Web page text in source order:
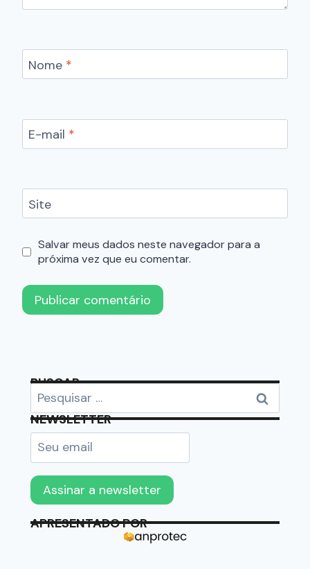
Nome *
E-mail *
Site
Salvar meus dados neste navegador para a
próxima vez que eu comentar.
BUSCAR
NEWSLETTER
APRESENTADO POR